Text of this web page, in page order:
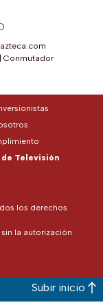
Conmutador
los derechos
la autorización
Televisión
Subir inicio